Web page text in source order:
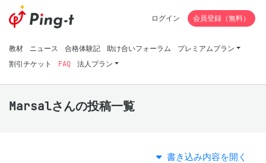
教材 ニュース 合格体験記 助け合いフォーラム
プレミアムプラン
割引チケット
FAQ 法人プラン
ログイン 会員登録（無料）
Marsalさんの投稿一覧
書き込み内容を開く